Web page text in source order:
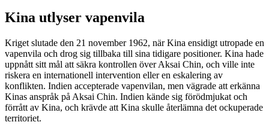
Kina utlyser vapenvila
Kriget slutade den 21 november 1962, när Kina ensidigt utropade en
vapenvila och drog sig tillbaka till sina tidigare positioner. Kina hade
uppnått sitt mål att säkra kontrollen över Aksai Chin, och ville inte
riskera en internationell intervention eller en eskalering av
konflikten. Indien accepterade vapenvilan, men vägrade att erkänna
Kinas anspråk på Aksai Chin. Indien kände sig förödmjukat och
förrått av Kina, och krävde att Kina skulle återlämna det ockuperade
territoriet.